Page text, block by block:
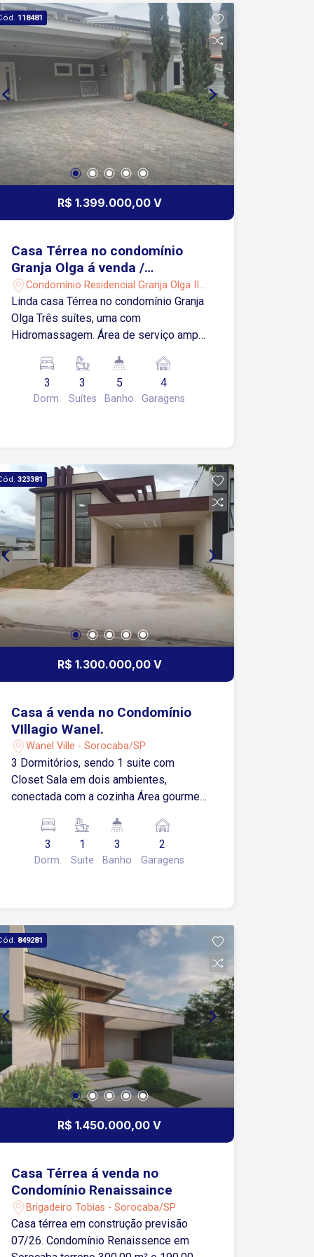
118481
R$ 1.399.000,00 V
Casa Térrea no condomínio
Granja Olga á venda /
Sorocaba -SP
Condomínio Residencial Granja Olga II -
Sorocaba/SP
Linda casa Térrea no condomínio Granja
Olga Três suítes, uma com
Hidromassagem. Área de serviço ampla
ambientes Cozinha Área gourmet
Quintal Garagem para. Quatro veículos
Aquecedor solar
3
Dorm.
3
Suítes
5
Banho
4
Garagens
323381
R$ 1.300.000,00 V
Casa á venda no Condomínio
VIllagio Wanel.
Wanel Ville - Sorocaba/SP
3 Dormitórios, sendo 1 suite com
Closet Sala em dois ambientes,
conectada com a cozinha Área gourmet
Despensa Piscina Banheiro externo
Quartinho despejo externo Garagem
coberta para 2 carros Terreno 10x25 m
3
Dorm.
1
Suite
3
Banho
2
Garagens
849281
R$ 1.450.000,00 V
Casa Térrea á venda no
Condomínio Renaissaince
Brigadeiro Tobias - Sorocaba/SP
Casa térrea em construção previsão
07/26. Condomínio Renaissence em